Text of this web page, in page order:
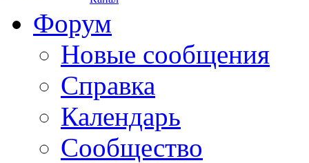
Форум
Новые сообщения
Справка
Календарь
Сообщество